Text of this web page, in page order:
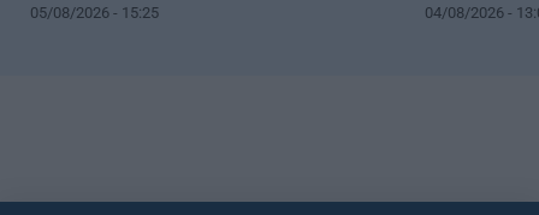
05/08/2026 - 15:25 04/08/2026 -